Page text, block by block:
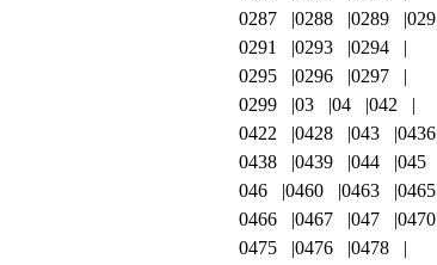
0287
0288 0289
029
0291
0293
0294
0295
0296
0297
0299
03 04
042
0422
0428 043
0436
0438
0439 044
045
046
0460 0463
0465
0466
0467 047
0470
0475
0476
0478